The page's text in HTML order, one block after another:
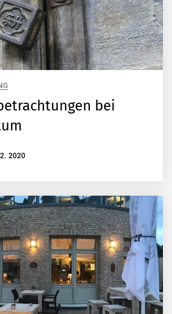
bei
2020